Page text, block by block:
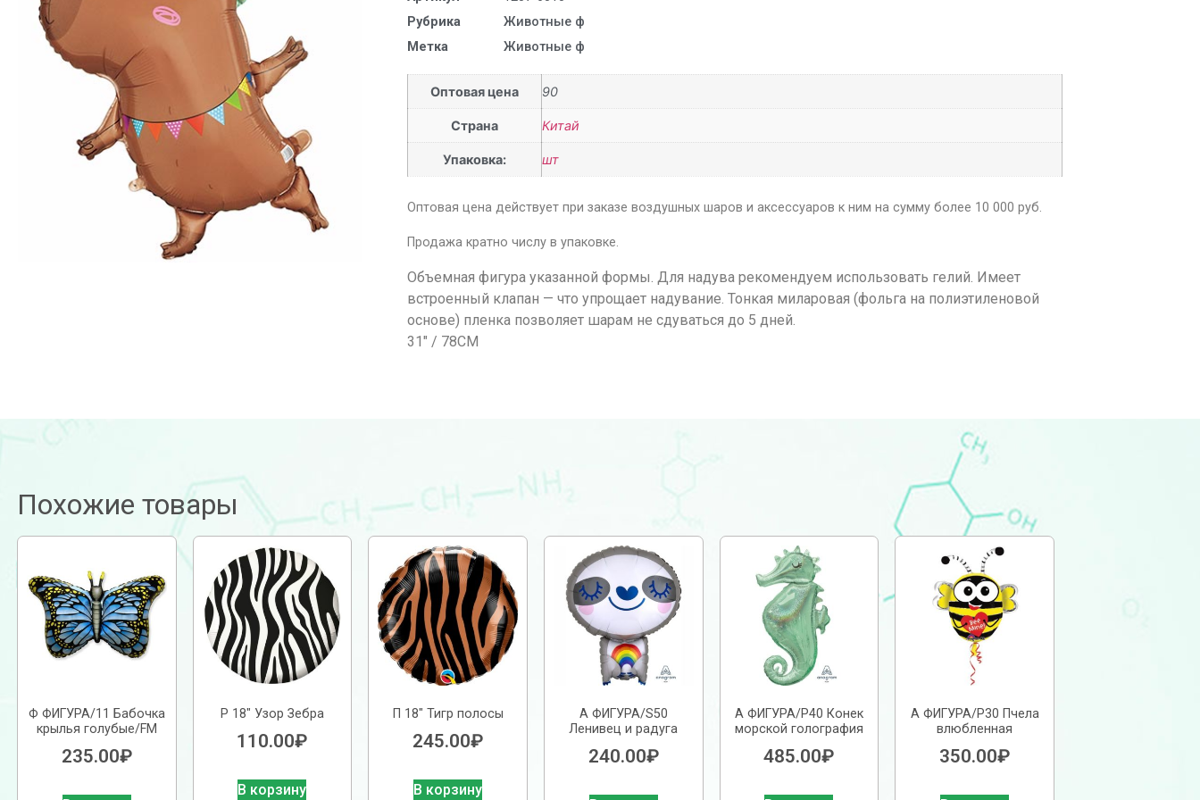
Рубрика
Животные ф
Метка
Животные ф
Оптовая цена 90
Страна Китай
Упаковка: шт
Оптовая цена действует при заказе воздушных шаров и аксессуаров к ним на сумму более 10 000 руб.
Продажа кратно числу в упаковке.
Объемная фигура указанной формы. Для надува рекомендуем использовать гелий. Имеет
встроенный клапан — что упрощает надувание. Тонкая миларовая (фольга на полиэтиленовой
основе) пленка позволяет шарам не сдуваться до 5 дней.
31″ / 78CM
Похожие товары
Ф ФИГУРА/11 Бабочка
крылья голубые/FM
235.00₽
Р 18″ Узор Зебра
110.00₽
В корзину
П 18″ Тигр полосы
245.00₽
В корзину
А ФИГУРА/S50
Ленивец и радуга
240.00₽
А ФИГУРА/P40 Конек
морской голография
485.00₽
А ФИГУРА/P30 Пчела
влюбленная
350.00₽